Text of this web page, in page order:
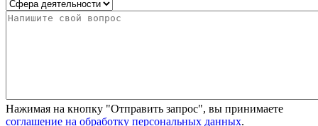
Нажимая на кнопку "Отправить запрос", вы принимаете
соглашение на обработку персональных данных.